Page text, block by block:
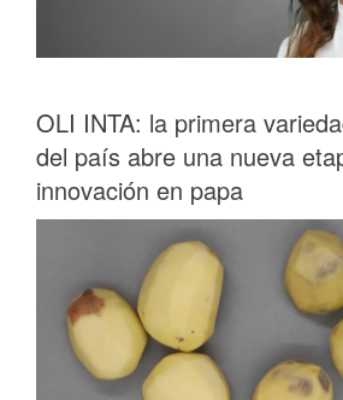
OLI INTA: la primera
del país abre una nueva
innovación en papa